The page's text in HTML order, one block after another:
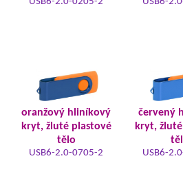
oranžový hliníkový
kryt, žluté plastové
tělo
USB6-2.0-0705-2
červený
kryt,
USB6-